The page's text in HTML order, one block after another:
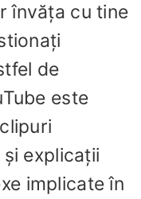
învăța cu tine
de
este
explicații
implicate în